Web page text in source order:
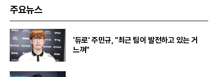
주요뉴스
'듀로' 주민규, "최근 팀이 발전하고 있는 거
느껴"